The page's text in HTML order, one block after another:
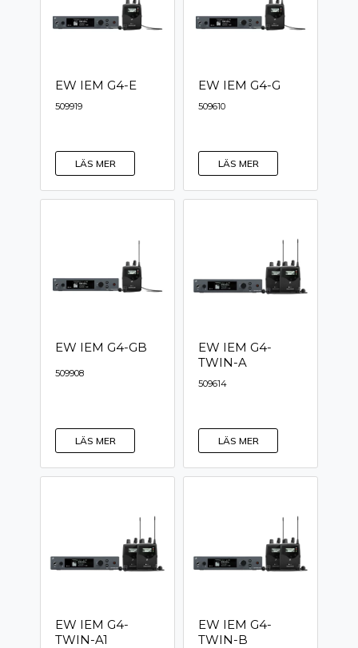
EW IEM G4-E
509919
LÄS MER
EW IEM G4-G
509610
LÄS MER
EW IEM G4-GB
509908
LÄS MER
EW IEM G4-
TWIN-A
509614
LÄS MER
EW IEM G4-
TWIN-A1
EW IEM G4-
TWIN-B